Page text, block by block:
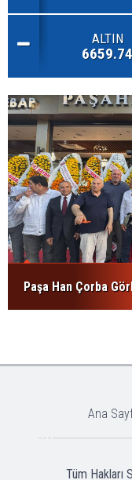
ALTIN
6659.74
Paşa Han Çorba
Ana
Tüm Hakları